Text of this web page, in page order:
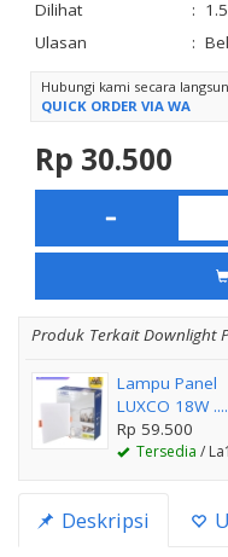
Dilihat
:
Ulasan
:
Hubungi kami secara
QUICK ORDER VIA WA
Rp 30.500
Produk Terkait Downlight
Lampu Panel
LUXCO 18W ....
Rp 59.500
Tersedia /
Deskripsi